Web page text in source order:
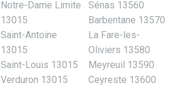
Notre-Dame Limite
13015
Saint-Antoine
13015
Saint-Louis 13015
Verduron 13015
Sénas 13560
Barbentane 13570
La Fare-les-
Oliviers 13580
Meyreuil 13590
Ceyreste 13600